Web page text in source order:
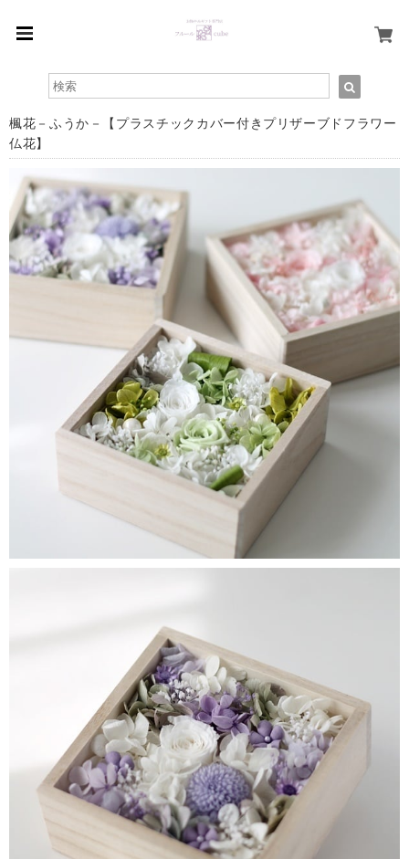
楓花－ふうか－【プラスチックカバー付きプリザーブドフラワー
仏花】